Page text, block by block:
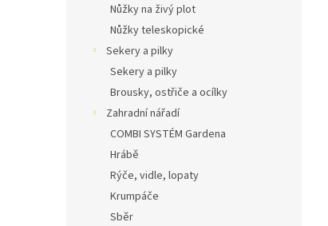
Nůžky na živý plot
Nůžky teleskopické
Sekery a pilky
Sekery a pilky
Brousky, ostřiče a ocílky
Zahradní nářadí
COMBI SYSTÉM Gardena
Hrábě
Rýče, vidle, lopaty
Krumpáče
Sběr